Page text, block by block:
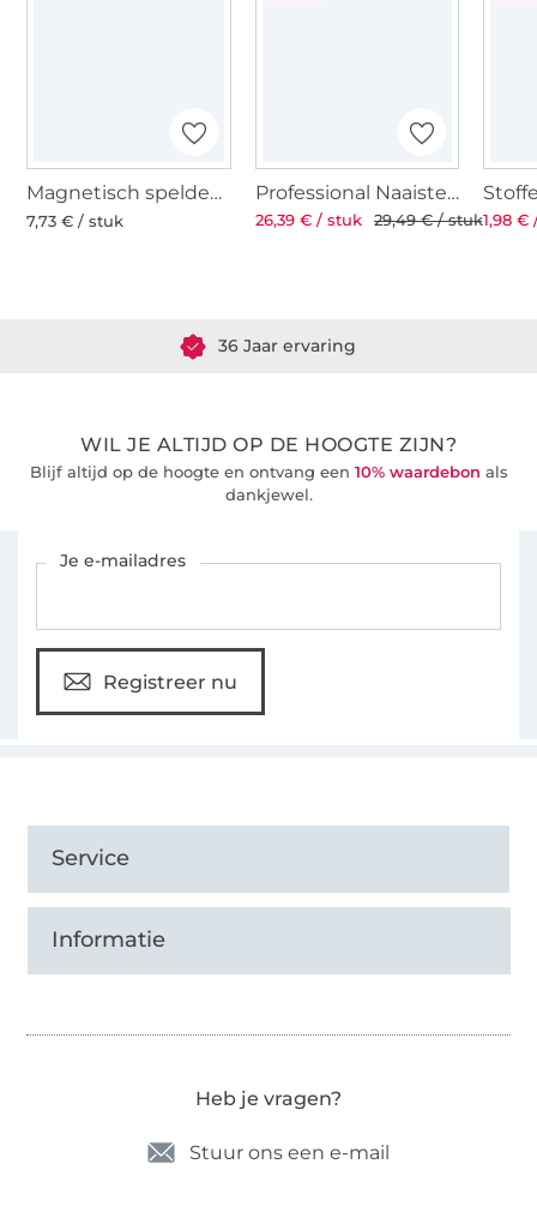
Magnetisch speldenkussen
7,73 € / stuk
Professional Naaistersschaar ST 8'' 21 cm
26,39 € / stuk 29,49 € / stuk1,98 €
36 Jaar ervaring
WIL JE ALTIJD OP DE HOOGTE ZIJN?
Blijf altijd op de hoogte en ontvang een 10% waardebon als
dankjewel.
Je e-mailadres
Registreer nu
Service
Informatie
Heb je vragen?
Stuur ons een e-mail